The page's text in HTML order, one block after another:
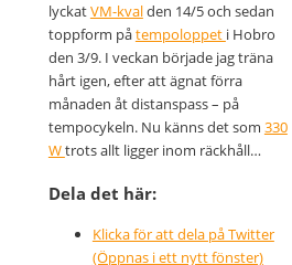
lyckatVM-kvalden 14/5 och sedan
toppform påtempoloppet i Hobro
den 3/9. I veckan började jag träna
hårt igen, efter att ägnat förra
månaden åt distanspass – på
tempocykeln. Nu känns det som 330
Wtrots allt ligger inom räckhåll…
Dela det här:
Klicka för att dela på Twitter
(Öppnas i ett nytt fönster)